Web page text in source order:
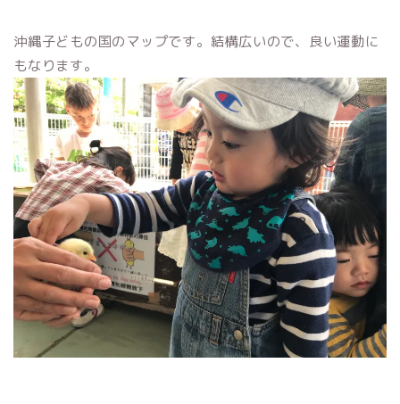
沖縄子どもの国のマップです。結構広いので、良い運動に
もなります。